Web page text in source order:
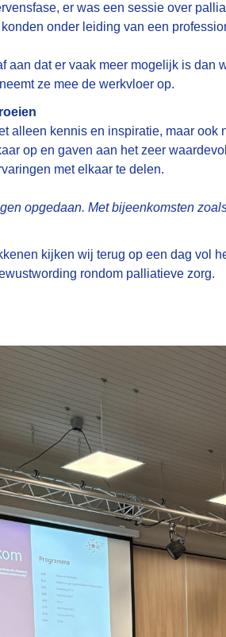
er was een sessie over
onder leiding van een
aan dat er vaak meer mogelijk is dan
ze mee de werkvloer op.
alleen kennis en inspiratie, maar ook
op en gaven aan het zeer
met elkaar te delen.
opgedaan. Met bijeenkomsten
kijken wij terug op een dag vol
rondom palliatieve zorg.